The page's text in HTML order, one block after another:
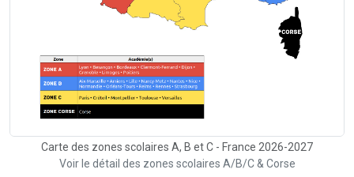
Carte des zones scolaires A, B et C - France 2026-2027
Voir le détail des zones scolaires A/B/C & Corse